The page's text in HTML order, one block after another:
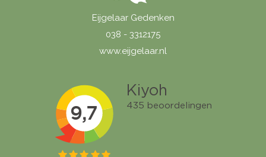
Eijgelaar Gedenken
038 - 3312175
www.eijgelaar.nl